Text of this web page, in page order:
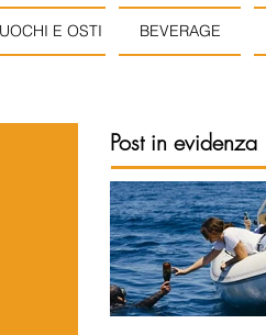
E OSTI BEVERAGE
Post in evidenza